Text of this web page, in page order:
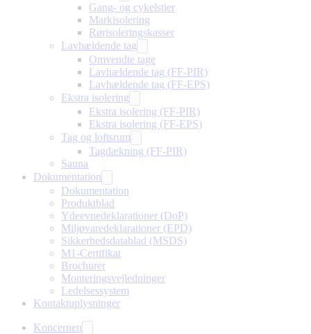
Gang- og cykelstier
Markisolering
Rørisoleringskasser
Lavhældende tag
Omvendte tage
Lavhældende tag (FF-PIR)
Lavhældende tag (FF-EPS)
Ekstra isolering
Ekstra isolering (FF-PIR)
Ekstra isolering (FF-EPS)
Tag og loftsrum
Tagdækning (FF-PIR)
Sauna
Dokumentation
Dokumentation
Produktblad
Ydeevnedeklarationer (DoP)
Miljøvaredeklarationer (EPD)
Sikkerhedsdatablad (MSDS)
M1-Certifikat
Brochurer
Monteringsvejledninger
Ledelsessystem
Kontaktuplysninger
Koncernen